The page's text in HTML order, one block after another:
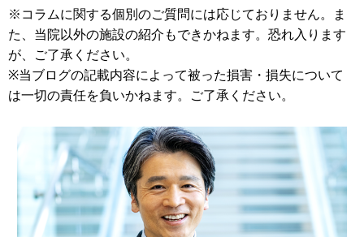
※コラムに関する個別のご質問には応じておりません。ま
た、当院以外の施設の紹介もできかねます。恐れ入ります
が、ご了承ください。
※当ブログの記載内容によって被った損害・損失について
は一切の責任を負いかねます。ご了承ください。